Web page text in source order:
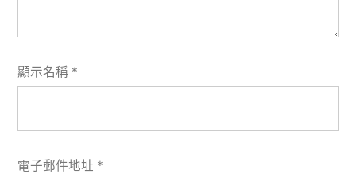
顯示名稱 *
電子郵件地址 *